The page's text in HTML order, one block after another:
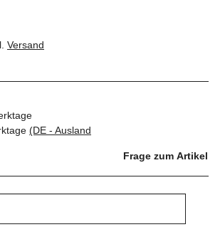
Versand
(DE - Ausland
Frage zum Artikel